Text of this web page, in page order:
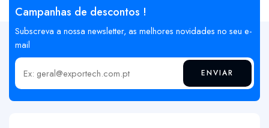
Campanhas de descontos !
Subscreva a nossa newsletter, as melhores novidades no seu e-
mail
Insira o seu email ENVIAR